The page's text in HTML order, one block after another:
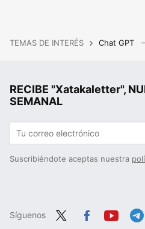
TEMAS DE INTERÉS Chat GPT
RECIBE "Xatakaletter",
SEMANAL
Suscribiéndote aceptas nuestra
Síguenos